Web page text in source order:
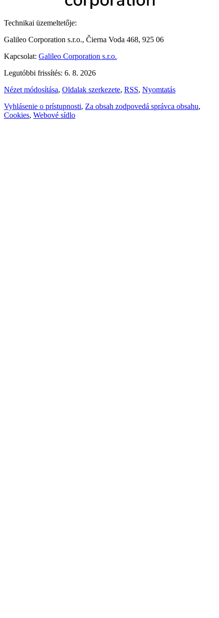
Technikai üzemeltetője:
Galileo Corporation s.r.o., Čierna Voda 468, 925 06
Kapcsolat: Galileo Corporation s.r.o.
Legutóbbi frissítés: 6. 8. 2026
Nézet módosítása, Oldalak szerkezete, RSS, Nyomtatás
Vyhlásenie o prístupnosti, Za obsah zodpovedá správca obsahu,
Cookies, Webové sídlo